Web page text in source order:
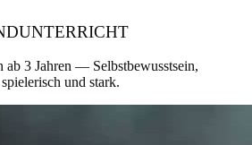
3 Jahren — Selbstbewusstsein,
und stark.